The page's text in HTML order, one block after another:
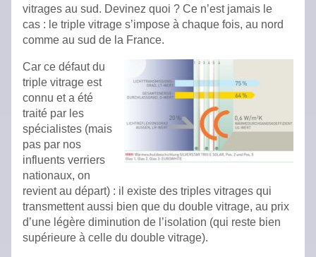
vitrages au sud. Devinez quoi ? Ce n’est jamais le
cas : le triple vitrage s’impose à chaque fois, au nord
comme au sud de la France.
Car ce défaut du
triple vitrage est
connu et a été
traité par les
spécialistes (mais
pas par nos
influents verriers
nationaux, on
revient au départ) : il existe des triples vitrages qui
transmettent aussi bien que du double vitrage, au prix
d’une légère diminution de l’isolation (qui reste bien
supérieure à celle du double vitrage).